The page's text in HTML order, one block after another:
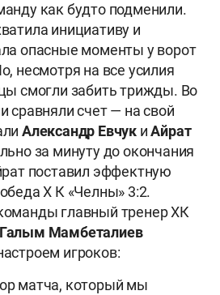
как будто подменили.
инициативу и
опасные моменты у ворот
несмотря на все усилия
смогли забить трижды. Во
сравняли счет — на свой
Александр Евчук иАйрат
за минуту до окончания
поставил эффектную
Х К«Челны» 3:2.
главный тренер ХК
Галым Мамбеталиев
игроков:
матча, который мы